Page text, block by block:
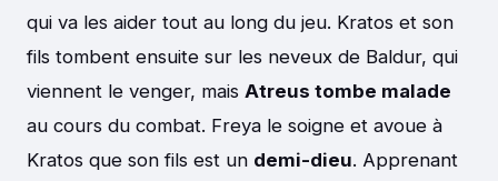
qui va les aider tout au long du jeu. Kratos et son
fils tombent ensuite sur les neveux de Baldur, qui
viennent le venger, mais Atreus tombe malade
au cours du combat. Freya le soigne et avoue à
Kratos que son fils est un demi-dieu. Apprenant